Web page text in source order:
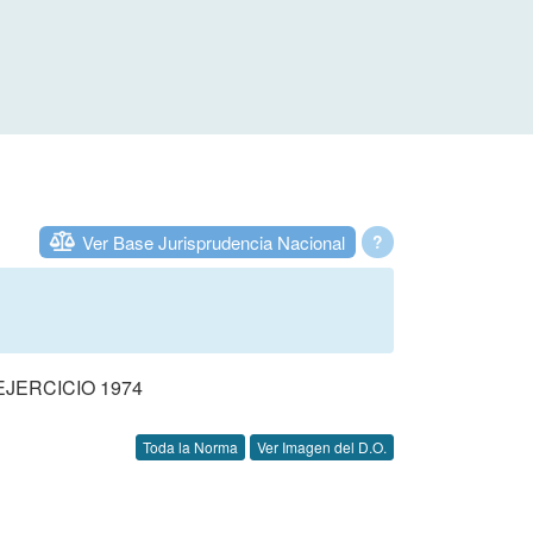
?
Ver Base Jurisprudencia Nacional
1974
Toda la Norma Ver Imagen del D.O.